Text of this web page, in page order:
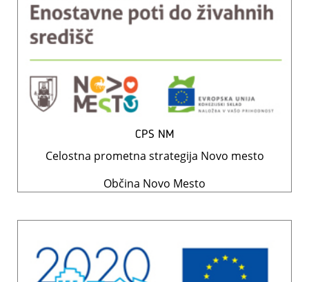
CPS NM
Celostna prometna strategija Novo mesto
Občina Novo Mesto